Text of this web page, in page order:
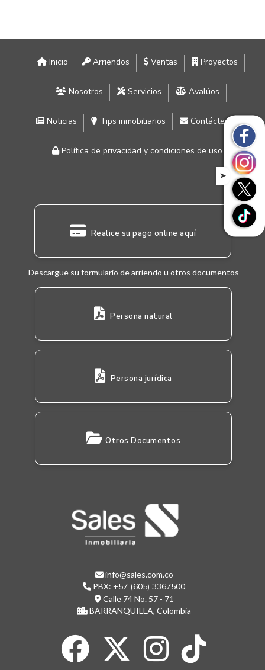
Inicio Arriendos Ventas Proyectos
Nosotros Servicios Avalúos
Noticias Tips inmobiliarios Contáctenos
Política de privacidad y condiciones de uso
Realice su pago online aquí
Descargue su formulario de arriendo u otros documentos
Persona natural
Persona jurídica
Otros Documentos
info@sales.com.co
PBX: +57 (605) 3367500
Calle 74 No. 57 - 71
BARRANQUILLA, Colombia
➤